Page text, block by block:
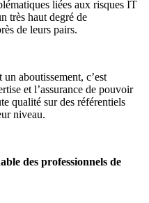
liées aux risques IT
très haut degré de
de leurs pairs.
aboutissement, c’est
et l’assurance de pouvoir
qualité sur des référentiels
niveau.
des professionnels de